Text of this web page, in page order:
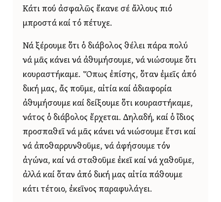
Κάτι πού ἀσφαλῶς ἔκανε σέ ἄλλους πιό
μπροστά καί τό πέτυχε.
Νά ξέρουμε ὅτι ὁ διάβολος θέλει πάρα πολύ
νά μᾶς κάνει νά ἀθυμήσουμε, νά νιώσουμε ὅτι
κουραστήκαμε. Ὅπως ἐπίσης, ὅταν ἐμεῖς ἀπό
δική μας, ἄς ποῦμε, αἰτία καί ἀδιαφορία
ἀθυμήσουμε καί δείξουμε ὅτι κουραστήκαμε,
νάτος ὁ διάβολος ἔρχεται. Δηλαδή, καί ὁ ἴδιος
προσπαθεῖ νά μᾶς κάνει νά νιώσουμε ἔτσι καί
νά ἀποθαρρυνθοῦμε, νά ἀφήσουμε τόν
ἀγώνα, καί νά σταθοῦμε ἐκεῖ καί νά χαθοῦμε,
ἀλλά καί ὅταν ἀπό δική μας αἰτία πάθουμε
κάτι τέτοιο, ἐκεῖνος παραφυλάγει.